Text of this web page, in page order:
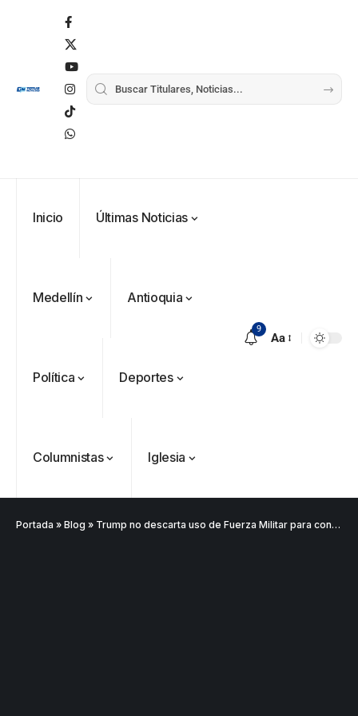
Inicio Últimas Noticias
Medellín Antioquia
Política Deportes
Columnistas Iglesia
9
Aa
Portada » Blog » Trump no descarta uso de Fuerza Militar para controlar Groenlandia y el canal de Panamá